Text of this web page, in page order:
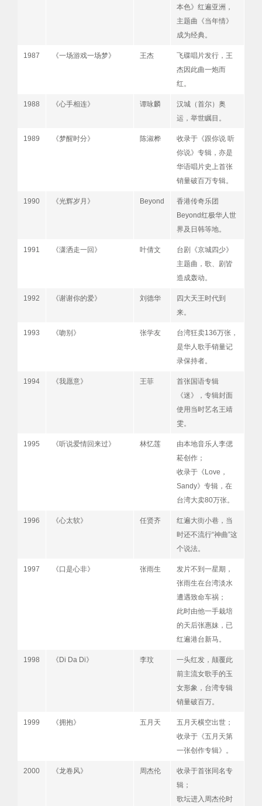
本色》红遍亚洲，
主题曲《当年情》
成为经典。
1987 《一场游戏一场梦》 王杰
飞碟唱片发行，王
杰因此曲一炮而
红。
1988 《心手相连》 谭咏麟
汉城（首尔）奥
运，举世瞩目。
1989 《梦醒时分》 陈淑桦
收录于《跟你说 听
你说》专辑，亦是
华语唱片史上首张
销量破百万专辑。
1990 《光辉岁月》 Beyond
香港传奇乐团
Beyond红极华人世
界及日韩等地。
1991 《潇洒走一回》 叶倩文
台剧《京城四少》
主题曲，歌、剧皆
造成轰动。
1992 《谢谢你的爱》 刘德华
四大天王时代到
来。
1993 《吻别》 张学友
台湾狂卖136万张，
是华人歌手销量记
录保持者。
1994 《我愿意》 王菲
首张国语专辑
《迷》，专辑封面
使用当时艺名王靖
雯。
1995 《听说爱情回来过》 林忆莲
由本地音乐人李偲
菘创作；
收录于《Love，
Sandy》专辑，在
台湾大卖80万张。
1996 《心太软》 任贤齐
红遍大街小巷，当
时还不流行“神曲”这
个说法。
1997 《口是心非》 张雨生
发片不到一星期，
张雨生在台湾淡水
遭遇致命车祸；
此时由他一手栽培
的天后张惠妹，已
红遍港台新马。
1998 《Di Da Di》 李玟
一头红发，颠覆此
前主流女歌手的玉
女形象，台湾专辑
销量破百万。
1999 《拥抱》 五月天
五月天横空出世；
收录于《五月天第
一张创作专辑》。
2000 《龙卷风》 周杰伦
收录于首张同名专
辑；
歌坛进入周杰伦时